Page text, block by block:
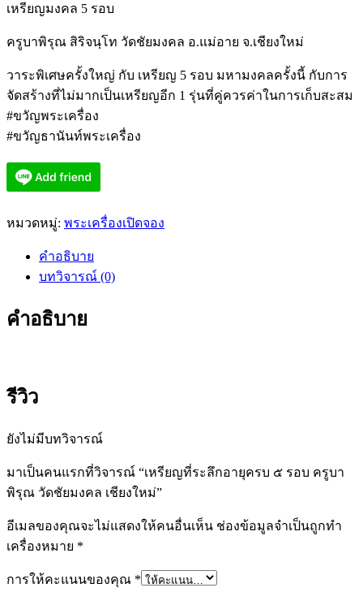
เหรียญมงคล 5 รอบ
ครูบาพิรุณ สิริจนฺโท วัดชัยมงคล อ.แม่อาย จ.เชียงใหม่
วาระพิเศษครั้งใหญ่ กับ เหรียญ 5 รอบ มหามงคลครั้งนี้ กับการ
จัดสร้างที่ไม่มากเป็นเหรียญอีก 1 รุ่นที่คู่ควรค่าในการเก็บสะสม
#ขวัญพระเครื่อง
#ขวัญธานันท์พระเครื่อง
หมวดหมู่: พระเครื่องเปิดจอง
คำอธิบาย
บทวิจารณ์ (0)
คำอธิบาย
รีวิว
ยังไม่มีบทวิจารณ์
มาเป็นคนแรกที่วิจารณ์ “เหรียญที่ระลึกอายุครบ ๕ รอบ ครูบา
พิรุณ วัดชัยมงคล เชียงใหม่”
อีเมลของคุณจะไม่แสดงให้คนอื่นเห็น ช่องข้อมูลจำเป็นถูกทำ
เครื่องหมาย *
การให้คะแนนของคุณ *